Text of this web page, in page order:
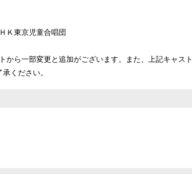
Ｋ東京児童合唱団
から一部変更と追加がございます。また、上記キャスト
ください。